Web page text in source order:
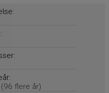
flere år)